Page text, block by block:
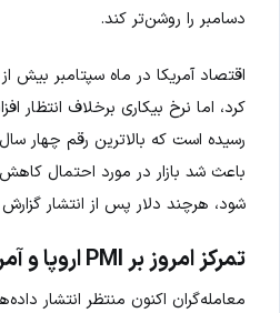
دسامبر را روشن‌تر کند.
اقتصاد آمریکا در ماه سپتامبر بیش
رسیده است که بالاترین رقم چهار
باعث شد بازار در مورد احتمال
شود، هرچند دلار پس از انتشار
تمرکز امروز بر PMI اروپا و آمریکا